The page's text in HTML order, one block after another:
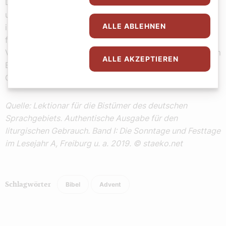
unreine Geist zerrte den Mann hin und her und verließ
ihn mit lautem Geschrei. Da erschraken alle und einer
fragte den andern: Was ist das? Eine neue Lehre mit
Vollmacht: Sogar die unreinen Geister gehorchen seinem
Befehl. Und sein Ruf verbreitete sich rasch im ganzen
Gebiet von Galiläa.
Quelle: Lektionar für die Bistümer des deutschen
Sprachgebiets. Authentische Ausgabe für den
liturgischen Gebrauch. Band I: Die Sonntage und Festtage
im Lesejahr A, Freiburg u. a. 2019. © staeko.net
Schlagwörter Bibel Advent
ALLE ABLEHNEN
ALLE AKZEPTIEREN